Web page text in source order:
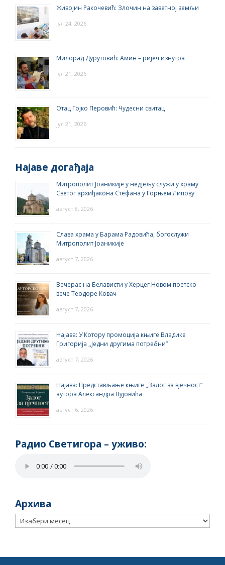
Живојин Ракочевић: Злочин на заветној земљи
јул 24, 2026
Милорад Дурутовић: Амин – ријеч изнутра
јул 21, 2026
Отац Гојко Перовић: Чудесни свитац
јул 21, 2026
Најаве догађаја
Митрополит Јоаникије у недјељу служи у храму
Светог архиђакона Стефана у Горњем Липову
август 8, 2026
Слава храма у Барама Радовића, богослужи
Митрополит Јоаникије
август 7, 2026
Вечерас на Белависти у Херцег Новом поетско
вече Теодоре Ковач
август 7, 2026
Најава: У Котору промоција књиге Владике
Григорија ,,Једни другима потребни”
август 7, 2026
Најава: Представљање књиге „Залог за вјечност“
аутора Александра Вујовића
август 6, 2026
Радио Светигора – yживо:
Архива
Архива